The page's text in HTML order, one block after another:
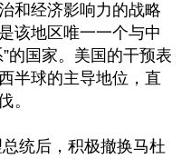
和经济影响力的战略
该地区唯一一个与中
的国家。美国的干预表
半球的主导地位，直
。
统后，积极撤换马杜